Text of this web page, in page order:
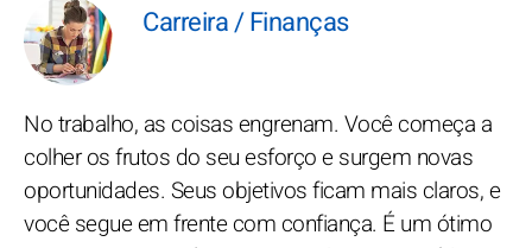
Carreira / Finanças
No trabalho, as coisas engrenam. Você começa a
colher os frutos do seu esforço e surgem novas
oportunidades. Seus objetivos ficam mais claros, e
você segue em frente com confiança. É um ótimo